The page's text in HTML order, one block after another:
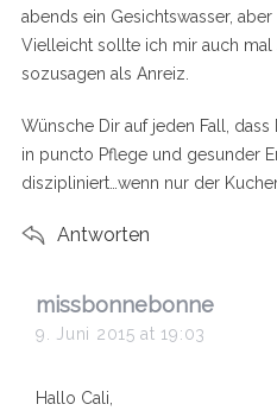
abends ein Gesichtswasser,
Vielleicht sollte ich mir auch
sozusagen als Anreiz.
Wünsche Dir auf jeden Fall,
in puncto Pflege und gesunder
diszipliniert…wenn nur der
Antworten
s
a
s
missbonnebonne
9. Juni 2015 at 19:03
Hallo Cali,